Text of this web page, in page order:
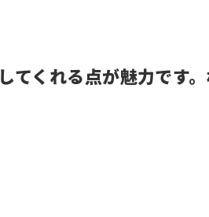
てくれる点が魅力です